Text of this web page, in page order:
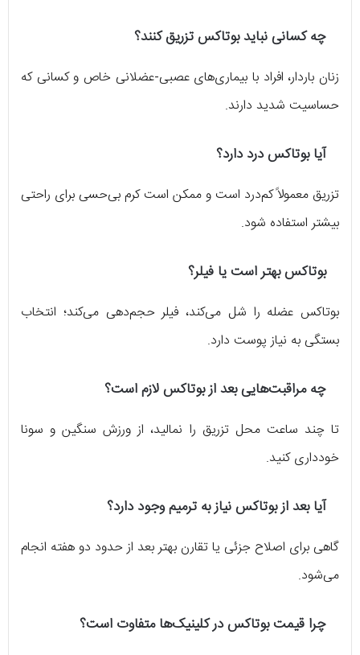
چه کسانی نباید بوتاکس تزریق کنند؟
زنان باردار، افراد با بیماری‌های عصبی-عضلانی خاص و کسانی که
حساسیت شدید دارند.
آیا بوتاکس درد دارد؟
تزریق معمولاً کم‌درد است و ممکن است کرم بی‌حسی برای راحتی
بیشتر استفاده شود.
بوتاکس بهتر است یا فیلر؟
بوتاکس عضله را شل می‌کند، فیلر حجم‌دهی می‌کند؛ انتخاب
بستگی به نیاز پوست دارد.
چه مراقبت‌هایی بعد از بوتاکس لازم است؟
تا چند ساعت محل تزریق را نمالید، از ورزش سنگین و سونا
خودداری کنید.
آیا بعد از بوتاکس نیاز به ترمیم وجود دارد؟
گاهی برای اصلاح جزئی یا تقارن بهتر بعد از حدود دو هفته انجام
می‌شود.
چرا قیمت بوتاکس در کلینیک‌ها متفاوت است؟